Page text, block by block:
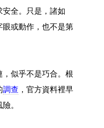
安全。只是，諸如
眼或動作，也不是第
似乎不是巧合。根
調查 ，官方資料裡早
。